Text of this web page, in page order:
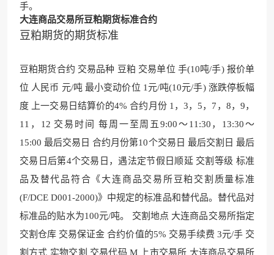
手。
大连商品交易所豆粕期货标准合约
豆粕期货的期货标准
豆粕期货合约 交易品种 豆粕 交易单位 手(10吨/手) 报价单
位 人民币 元/吨 最小变动价位 1元/吨(10元/手) 涨跌停板幅
度 上一交易日结算价的4% 合约月份 1，3，5，7，8，9，
11，12 交易时间 每周一至周五9:00～11:30 ，13:30～
15:00 最后交易日 合约月份第10个交易日 最后交割日 最后
交易日后第4个交易日，遇法定节假日顺延 交割等级 标准
品及替代品符合《大连商品交易 所豆粕交割质量标准
(F/DCE D001-2000)》中规定的标准品和替代品。替代品对
标准品的贴水为100元/吨。 交割地点 大连商品交易所指定
交割仓库 交易保证金 合约价值的5% 交易手续费 3元/手 交
割方式 实物交割 交易代码M 上市交易所 大连商品交易所